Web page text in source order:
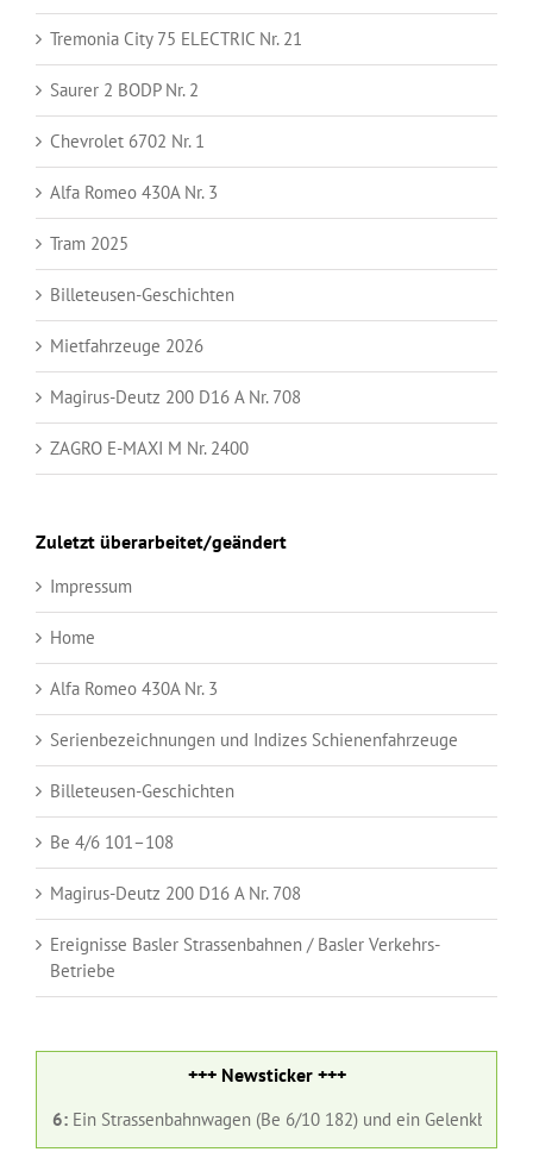
Tremonia City 75 ELECTRIC Nr. 21
Saurer 2 BODP Nr. 2
Chevrolet 6702 Nr. 1
Alfa Romeo 430A Nr. 3
Tram 2025
Billeteusen-Geschichten
Mietfahrzeuge 2026
Magirus-Deutz 200 D16 A Nr. 708
ZAGRO E-MAXI M Nr. 2400
Zuletzt überarbeitet/geändert
Impressum
Home
Alfa Romeo 430A Nr. 3
Serienbezeichnungen und Indizes Schienenfahrzeuge
Billeteusen-Geschichten
Be 4/6 101–108
Magirus-Deutz 200 D16 A Nr. 708
Ereignisse Basler Strassenbahnen / Basler Verkehrs-
Betriebe
+++ Newsticker +++
Strassenbahnwagen (Be 6/10 182) und ein Gelenkbus (Nr. 98) der